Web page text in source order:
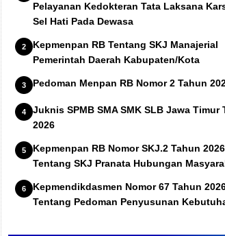
Pelayanan Kedokteran Tata Laksana
Sel Hati Pada Dewasa
Kepmenpan RB Tentang SKJ Manajerial
Pemerintah Daerah Kabupaten/Kota
Pedoman Menpan RB Nomor 2 Tahun
Juknis SPMB SMA SMK SLB Jawa Timur
2026
Kepmenpan RB Nomor SKJ.2 Tahun 2026
Tentang SKJ Pranata Hubungan
Kepmendikdasmen Nomor 67 Tahun
Tentang Pedoman Penyusunan